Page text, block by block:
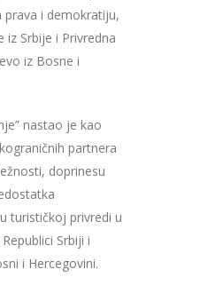
prava i demokratiju,
iz Srbije i Privredna
iz Bosne i
nastao je kao
partnera
doprinesu
turističkoj privredi u
Srbiji i
i Hercegovini.